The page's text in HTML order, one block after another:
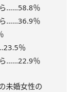
……58.8％
……36.9％
％
……22.9％
未婚女性の